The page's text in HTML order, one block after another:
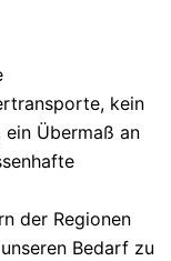
kein
ein Übermaß an
der Regionen
Bedarf zu